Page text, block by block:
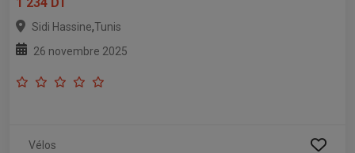
Sidi Hassine,Tunis
26 novembre 2025
Vélos